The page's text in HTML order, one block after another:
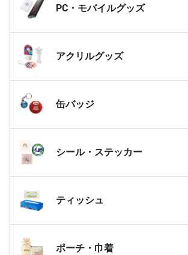
PC・モバイルグッズ
アクリルグッズ
缶バッジ
シール・ステッカー
ティッシュ
ポーチ・巾着